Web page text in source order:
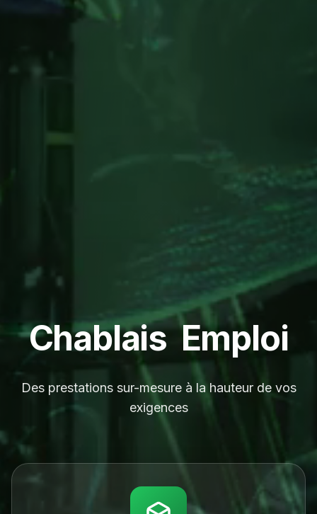
Chablais Emploi
Des prestations sur-mesure à la hauteur de vos
exigences